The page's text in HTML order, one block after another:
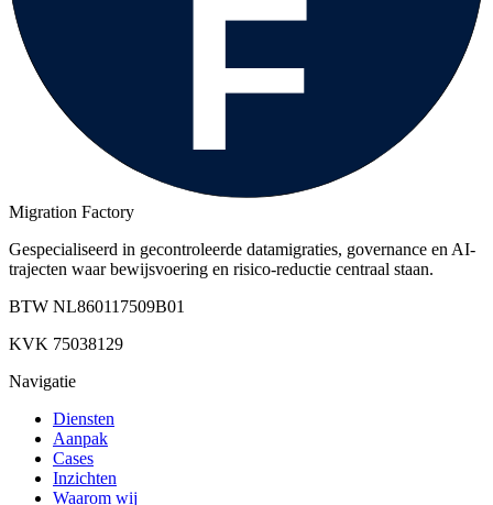
Migration Factory
Gespecialiseerd in gecontroleerde datamigraties, governance en AI-
trajecten waar bewijsvoering en risico-reductie centraal staan.
BTW NL860117509B01
KVK 75038129
Navigatie
Diensten
Aanpak
Cases
Inzichten
Waarom wij